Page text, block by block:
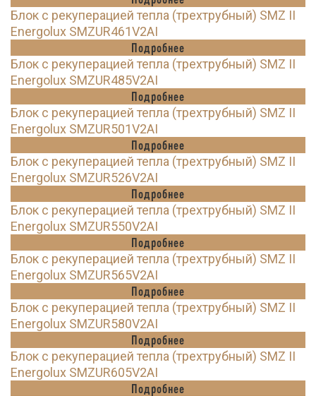
Блок с рекуперацией тепла (трехтрубный) SMZ II
Energolux SMZUR461V2AI
Подробнее
Блок с рекуперацией тепла (трехтрубный) SMZ II
Energolux SMZUR485V2AI
Подробнее
Блок с рекуперацией тепла (трехтрубный) SMZ II
Energolux SMZUR501V2AI
Подробнее
Блок с рекуперацией тепла (трехтрубный) SMZ II
Energolux SMZUR526V2AI
Подробнее
Блок с рекуперацией тепла (трехтрубный) SMZ II
Energolux SMZUR550V2AI
Подробнее
Блок с рекуперацией тепла (трехтрубный) SMZ II
Energolux SMZUR565V2AI
Подробнее
Блок с рекуперацией тепла (трехтрубный) SMZ II
Energolux SMZUR580V2AI
Подробнее
Блок с рекуперацией тепла (трехтрубный) SMZ II
Energolux SMZUR605V2AI
Подробнее